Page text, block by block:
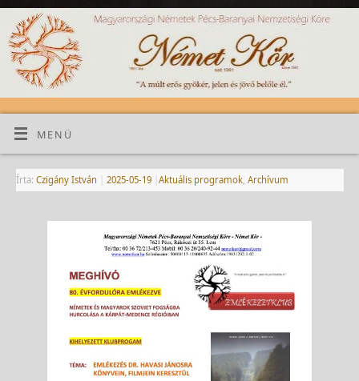
MENÜ
Írta: Czigány István 2025-05-19 Aktuális programok, Archívum